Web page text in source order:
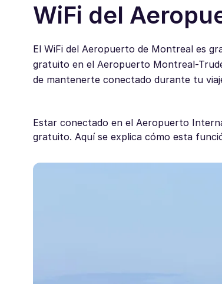
WiFi del
El WiFi del Aeropuerto de Montreal es
gratuito en el Aeropuerto Montreal-
de mantenerte conectado durante tu
Estar conectado en el Aeropuerto
gratuito. Aquí se explica cómo esta